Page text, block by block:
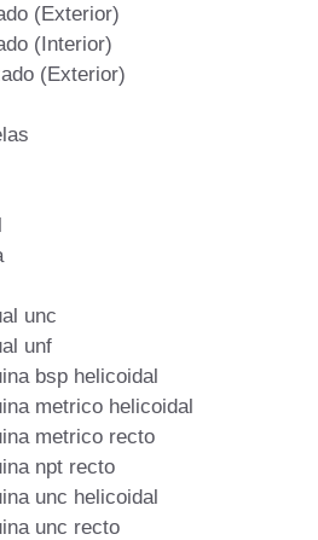
(Exterior)
(Interior)
(Exterior)
unc
unf
bsp helicoidal
metrico helicoidal
metrico recto
npt recto
unc helicoidal
unc recto